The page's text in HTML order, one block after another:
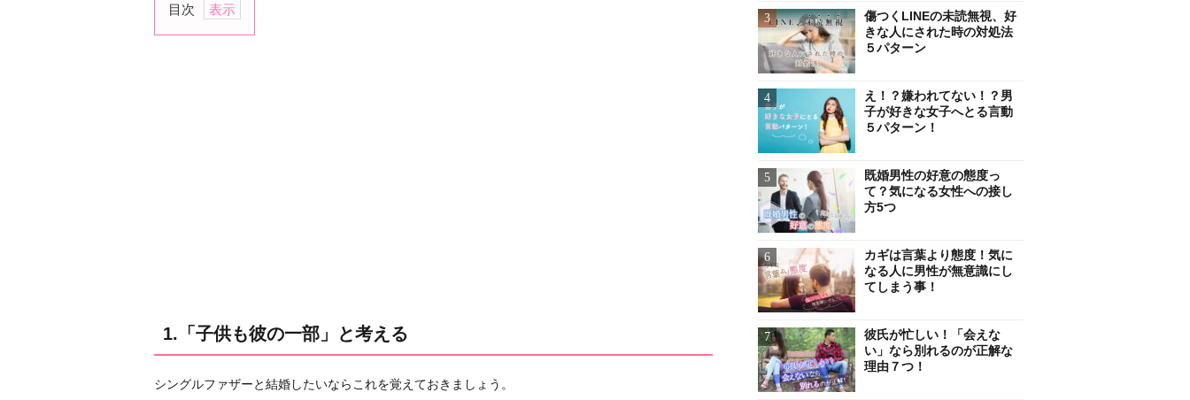
目次
1.
「２
は
1.「子供も彼の一部」と考える
シングルファザーと結婚したいならこれを覚えておきましょう。
傷つくLINEの未読無視、好
きな人にされた時の対処法
５パターン
え！？嫌われてない！？男
子が好きな女子へとる言動
５パターン！
既婚男性の好意の態度っ
て？気になる女性への接し
方5つ
カギは言葉より態度！気に
なる人に男性が無意識にし
てしまう事！
彼氏が忙しい！「会えな
い」なら別れるのが正解な
理由７つ！